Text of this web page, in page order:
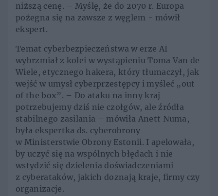
niższą cenę. – Myślę, że do 2070 r. Europa
pożegna się na zawsze z węglem - mówił
ekspert.
Temat cyberbezpieczeństwa w erze AI
wybrzmiał z kolei w wystąpieniu Toma Van de
Wiele, etycznego hakera, który tłumaczył, jak
wejść w umysł cyberprzestępcy i myśleć „out
of the box”. – Do ataku na inny kraj
potrzebujemy dziś nie czołgów, ale źródła
stabilnego zasilania – mówiła Anett Numa,
była ekspertka ds. cyberobrony
w Ministerstwie Obrony Estonii. I apelowała,
by uczyć się na wspólnych błędach i nie
wstydzić się dzielenia doświadczeniami
z cyberataków, jakich doznają kraje, firmy czy
organizacje.